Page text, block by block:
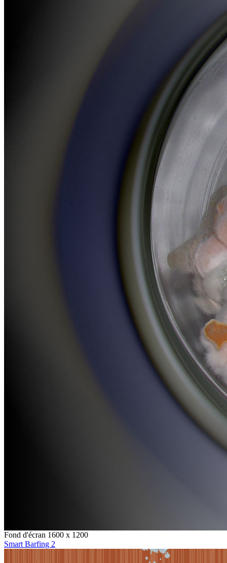
Fond d'écran 1600 x 1200
Smart Barfing 2